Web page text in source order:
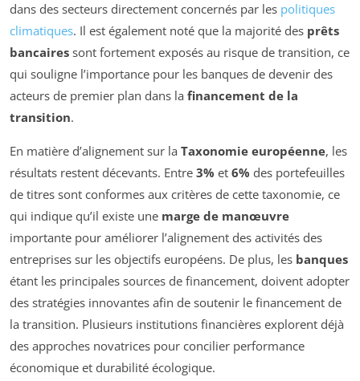
dans des secteurs directement concernés par les politiques
climatiques. Il est également noté que la majorité des prêts
bancaires sont fortement exposés au risque de transition, ce
qui souligne l’importance pour les banques de devenir des
acteurs de premier plan dans la financement de la
transition.
En matière d’alignement sur la Taxonomie européenne, les
résultats restent décevants. Entre 3% et 6% des portefeuilles
de titres sont conformes aux critères de cette taxonomie, ce
qui indique qu’il existe une marge de manœuvre
importante pour améliorer l’alignement des activités des
entreprises sur les objectifs européens. De plus, les banques
étant les principales sources de financement, doivent adopter
des stratégies innovantes afin de soutenir le financement de
la transition. Plusieurs institutions financières explorent déjà
des approches novatrices pour concilier performance
économique et durabilité écologique.